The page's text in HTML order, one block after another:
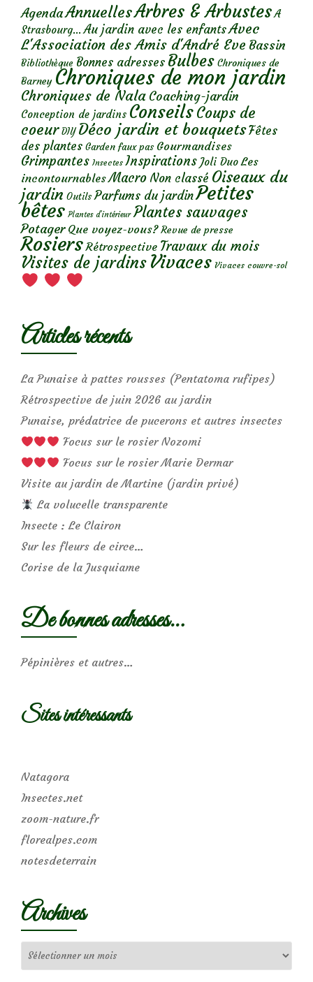
AgendaAnnuellesArbres & Arbustes A
Strasbourg... Au jardin avec les enfantsAvec
L'Association des Amis d'André Eve Bassin
Bibliothèque Bonnes adresses Bulbes Chroniques de
Barney Chroniques de mon jardin
Chroniques de Nala Coaching-jardin
Conception de jardins ConseilsCoups de
coeur DIY Déco jardin et bouquetsFêtes
des plantes Garden faux pas Gourmandises
Grimpantes Insectes Inspirations Joli Duo Les
incontournables Macro Non classé Oiseaux du
jardin Outils Parfums du jardinPetites
bêtes Plantes d’intérieur Plantes sauvages
Potager Que voyez-vous? Revue de presse
Rosiers Rétrospective Travaux du mois
Visites de jardins Vivaces Vivaces couvre-sol
Articles récents
La Punaise à pattes rousses (Pentatoma rufipes)
Rétrospective de juin 2026 au jardin
Punaise, prédatrice de pucerons et autres insectes
Focus sur le rosier Nozomi
Focus sur le rosier Marie Dermar
Visite au jardin de Martine (jardin privé)
La volucelle transparente
Insecte : Le Clairon
Sur les fleurs de circe…
Corise de la Jusquiame
De bonnes adresses…
Pépinières et autres…
Sites intéressants
Natagora
Insectes.net
zoom-nature.fr
florealpes.com
notesdeterrain
Archives